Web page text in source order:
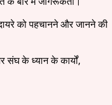
को पहचानने और जानने की
के ध्यान के कार्यों,